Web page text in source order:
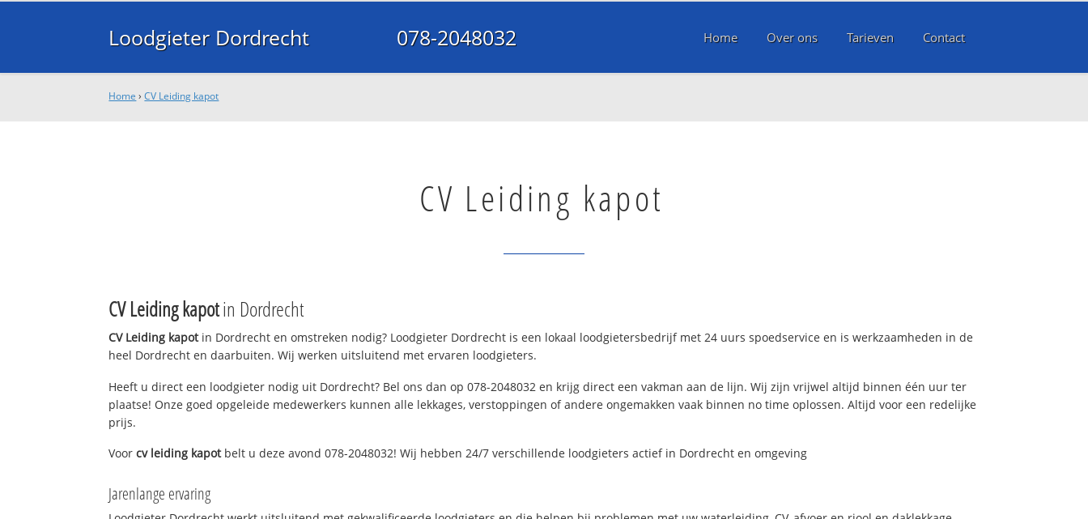
Loodgieter Dordrecht 078-2048032 Home Over ons Tarieven Contact
Home ›CV Leiding kapot
CV Leiding kapot
CV Leiding kapotin Dordrecht
CV Leiding kapotin Dordrecht en omstreken nodig? Loodgieter Dordrecht is een lokaal loodgietersbedrijf met 24 uurs spoedservice en is werkzaamheden in de
heel Dordrecht en daarbuiten. Wij werken uitsluitend met ervaren loodgieters.
Heeft u direct een loodgieter nodig uit Dordrecht? Bel ons dan op 078-2048032 en krijg direct een vakman aan de lijn. Wij zijn vrijwel altijd binnen één uur ter
plaatse! Onze goed opgeleide medewerkers kunnen alle lekkages, verstoppingen of andere ongemakken vaak binnen no time oplossen. Altijd voor een redelijke
prijs.
Voorcv leiding kapotbelt u deze avond 078-2048032! Wij hebben 24/7 verschillende loodgieters actief in Dordrecht en omgeving
Jarenlange ervaring